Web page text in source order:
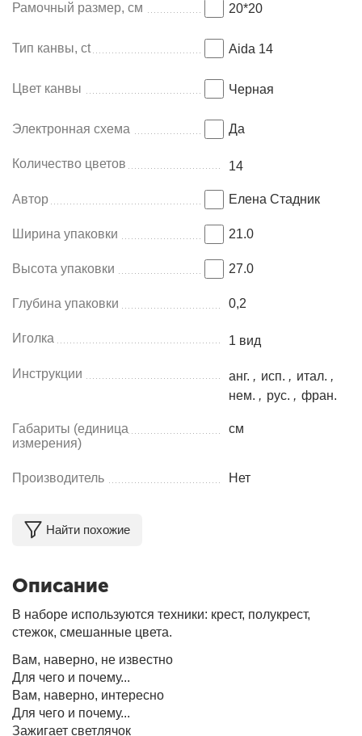
Рамочный размер, см 20*20
Тип канвы, ct Aida 14
Цвет канвы Черная
Электронная схема Да
Количество цветов 14
Автор Елена Стадник
Ширина упаковки 21.0
Высота упаковки 27.0
Глубина упаковки 0,2
Иголка 1 вид
Инструкции анг. , исп. , итал. ,
нем. , рус. , фран.
Габариты (единица
измерения)
см
Производитель Нет
Найти похожие
Описание
В наборе используются техники: крест, полукрест,
стежок, смешанные цвета.
Вам, наверно, не известно
Для чего и почему...
Вам, наверно, интересно
Для чего и почему...
Зажигает светлячок